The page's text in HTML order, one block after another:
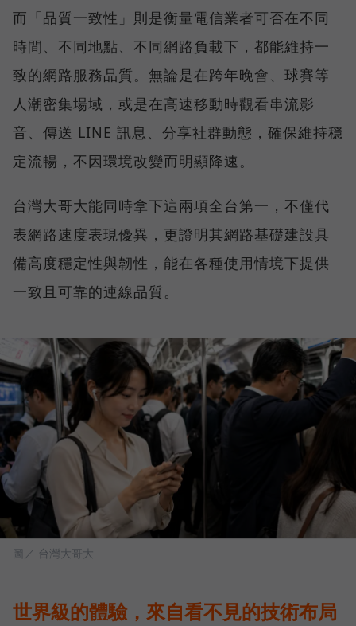
而「品質一致性」則是衡量電信業者可否在不同
時間、不同地點、不同網路負載下，都能維持一
致的網路服務品質。無論是在跨年晚會、球賽等
人潮密集場域，或是在高速移動時觀看串流影
音、傳送 LINE 訊息、分享社群動態，確保維持穩
定流暢，不因環境改變而明顯降速。
台灣大哥大能同時拿下這兩項全台第一，不僅代
表網路速度表現優異，更證明其網路基礎建設具
備高度穩定性與韌性，能在各種使用情境下提供
一致且可靠的連線品質。
圖／ 台灣大哥大
世界級的體驗，來自看不見的技術布局